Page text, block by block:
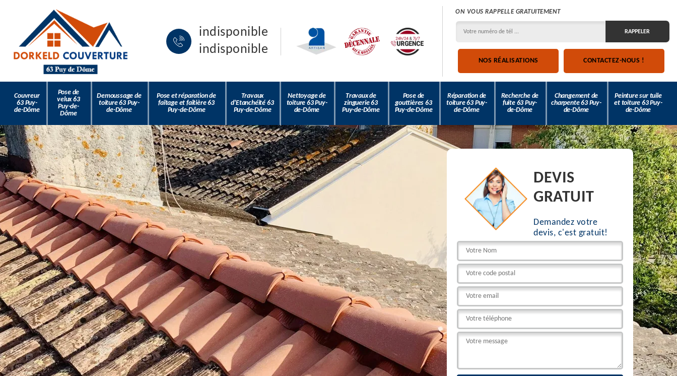
indisponible
indisponible
ON VOUS RAPPELLE GRATUITEMENT
NOS RÉALISATIONS CONTACTEZ-NOUS !
Couvreur
63 Puy-
de-Dôme
Pose de
velux 63
Puy-de-
Dôme
Demoussage de
toiture 63 Puy-
de-Dôme
Pose et réparation de
faîtage et faîtière 63
Puy-de-Dôme
Travaux
d'Etanchéité 63
Puy-de-Dôme
Nettoyage de
toiture 63 Puy-
de-Dôme
Travaux de
zinguerie 63
Puy-de-Dôme
Pose de
gouttières 63
Puy-de-Dôme
Réparation de
toiture 63 Puy-
de-Dôme
Recherche de
fuite 63 Puy-
de-Dôme
Changement de
charpente 63 Puy-
de-Dôme
Peinture sur tuile
et toiture 63 Puy-
de-Dôme
DEVIS
GRATUIT
Demandez votre
devis, c'est gratuit!